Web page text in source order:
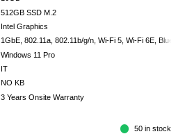
512GB SSD M.2
Intel Graphics
1GbE, 802.11a, 802.11b/g/n, Wi-Fi 5, Wi-Fi 6E,
Windows 11 Pro
IT
NO KB
3 Years Onsite Warranty
50 in stock